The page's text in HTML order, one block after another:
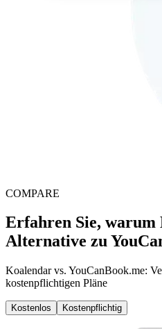
COMPARE
Erfahren Sie, warum
Alternative zu
Koalendar vs. YouCanBook.me:
kostenpflichtigen Pläne
Kostenlos Kostenpflichtig